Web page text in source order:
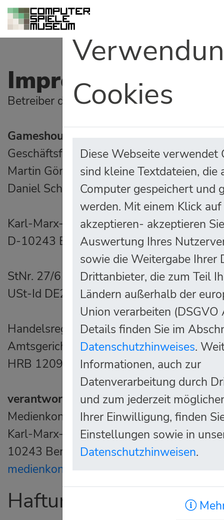
Impressum
Betreiber des Angebotes:
Gameshouse gGmbH
Geschäftsführer:
Martin Görlich
Daniel Schötz
Karl-Marx-Allee 93a
D-10243 Berlin
StNr. 27/613/01905
USt-Id DE268307474
Handelsregister
Amtsgericht Charlottenburg
HRB 120986
verantwortlich für journalistisch-
Medienkontakt
Karl-Marx-Allee 93a
10243 Berlin
Haftungsausschluss
Cookies
Diese Webseite verwendet
sind kleine Textdateien, die
Computer gespeichert und
werden. Mit einem Klick
akzeptieren- akzeptieren
Auswertung Ihres
sowie die Weitergabe Ihrer
Drittanbieter, die zum Teil
Ländern außerhalb der
Union verarbeiten (DSGVO
Details finden Sie im
Datenschutzhinweises.
Informationen, auch zur
Datenverarbeitung durch
und zum jederzeit
Ihrer Einwilligung, finden
Einstellungen sowie in
Datenschutzhinweisen.